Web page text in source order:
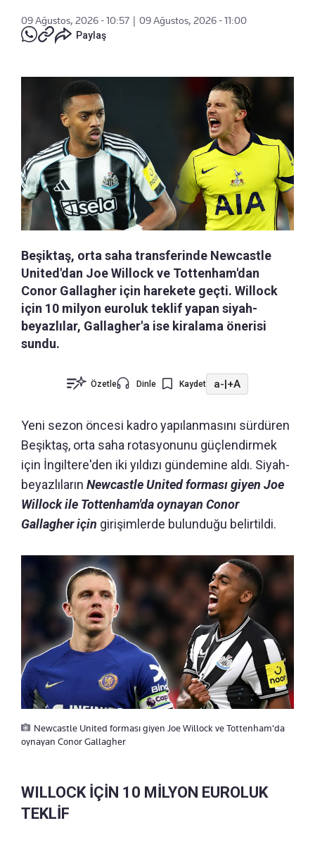
09 Ağustos, 2026 - 10:57
09 Ağustos, 2026 - 11:00
Paylaş
Beşiktaş, orta saha transferinde Newcastle
United'dan Joe Willock ve Tottenham'dan
Conor Gallagher için harekete geçti. Willock
için 10 milyon euroluk teklif yapan siyah-
beyazlılar, Gallagher'a ise kiralama önerisi
sundu.
Özetle Dinle Kaydet a-|+A
Yeni sezon öncesi kadro yapılanmasını sürdüren
Beşiktaş, orta saha rotasyonunu güçlendirmek
için İngiltere'den iki yıldızı gündemine aldı. Siyah-
beyazlıların Newcastle United forması giyen Joe
Willock ile Tottenham'da oynayan Conor
Gallagher için girişimlerde bulunduğu belirtildi.
Newcastle United forması giyen Joe Willock ve Tottenham'da
oynayan Conor Gallagher
WILLOCK İÇİN 10 MİLYON EUROLUK
TEKLİF